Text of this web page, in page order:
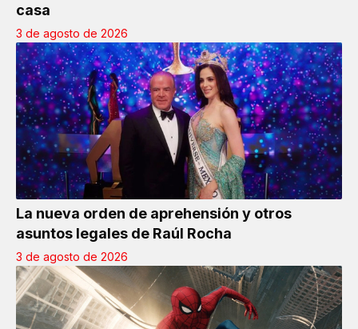
casa
3 de agosto de 2026
La nueva orden de aprehensión y otros
asuntos legales de Raúl Rocha
3 de agosto de 2026